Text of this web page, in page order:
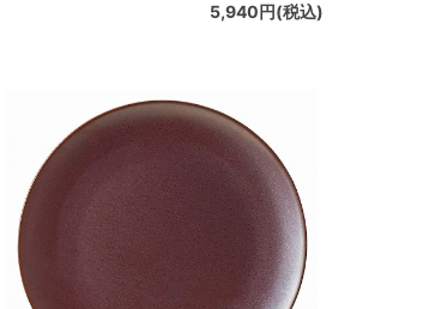
5,940円(税込)